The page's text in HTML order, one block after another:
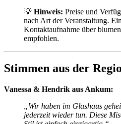
💡 Hinweis: Preise und
nach Art der Veranstaltung.
Kontaktaufnahme über
empfohlen.
Stimmen aus der
Vanessa & Hendrik aus Ankum:
„Wir haben im Glashaus
jederzeit wieder tun. Diese